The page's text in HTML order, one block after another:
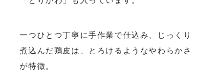
一つひとつ丁寧に手作業で仕込み、じっくり
煮込んだ鶏皮は、とろけるようなやわらかさ
が特徴。